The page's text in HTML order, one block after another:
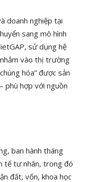
doanh nghiệp tại
sang mô hình
sử dụng hệ
vào thị trường
hóa” được sản
phù hợp với nguồn
ban hành tháng
tế tư nhân, trong đó
đất, vốn, khoa học